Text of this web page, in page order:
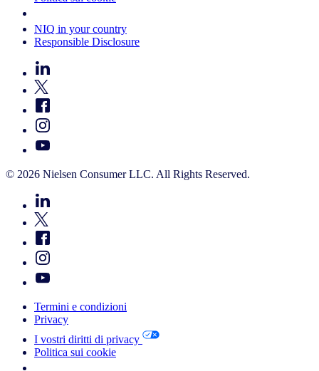
NIQ in your country
Responsible Disclosure
© 2026 Nielsen Consumer LLC. All Rights Reserved.
Termini e condizioni
Privacy
I vostri diritti di privacy
Politica sui cookie